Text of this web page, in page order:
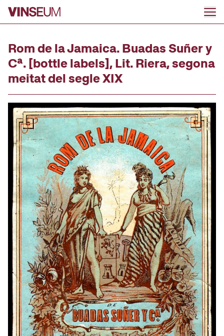
Go to content
Rom de la Jamaica. Buadas Suñer y
Cª. [bottle labels], Lit. Riera, segona
meitat del segle XIX